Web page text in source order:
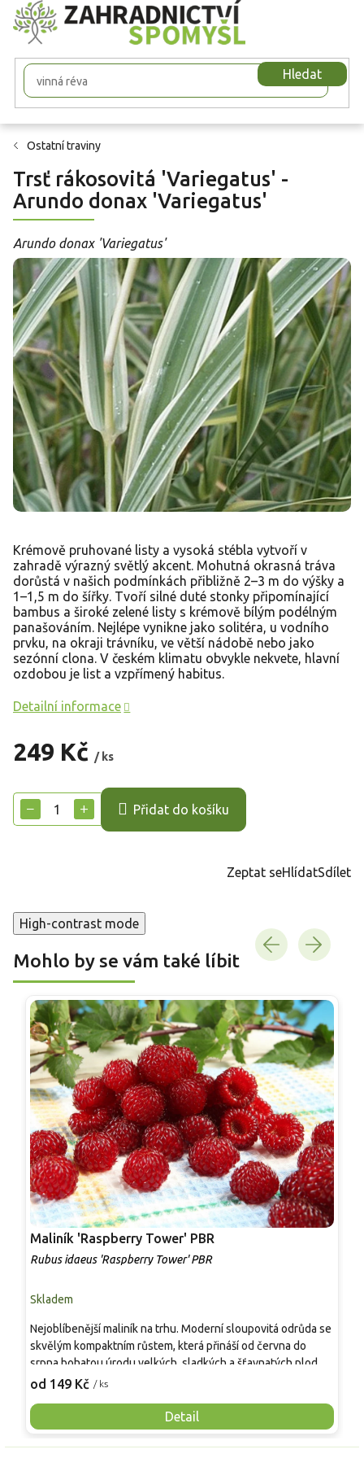
Přejít
na
obsah
Hledat
Ostatní traviny
Trsť rákosovitá 'Variegatus' -
Arundo donax 'Variegatus'
Arundo donax 'Variegatus'
249 Kč / ks
cena:
+
− Přidat do košíku
Krémově pruhované listy a vysoká stébla vytvoří v
zahradě výrazný světlý akcent. Mohutná okrasná tráva
dorůstá v našich podmínkách přibližně 2–3 m do výšky a
1–1,5 m do šířky. Tvoří silné duté stonky připomínající
bambus a široké zelené listy s krémově bílým podélným
panašováním. Nejlépe vynikne jako solitéra, u vodního
prvku, na okraji trávníku, ve větší nádobě nebo jako
sezónní clona. V českém klimatu obvykle nekvete, hlavní
ozdobou je list a vzpřímený habitus.
Detailní informace
Zeptat seHlídatSdílet
High-contrast mode
Mohlo by se vám také líbit
Maliník 'Raspberry Tower' PBR
Rubus idaeus 'Raspberry Tower' PBR
Skladem
od 149 Kč / ks
Detail
Nejoblíbenější maliník na trhu. Moderní sloupovitá odrůda se
skvělým kompaktním růstem, která přináší od června do
srpna bohatou úrodu velkých, sladkých a šťavnatých plodů.
Pevné vzpřímené výhony tvoří elegantní habitus bez
Mrazuvzdornost do −25 °C a spolehlivá vitalita z něj dělají
skvělou volbu pro každého pěstitele.